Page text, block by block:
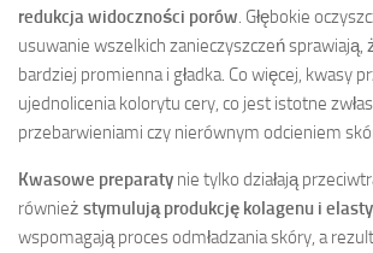
redukcja widoczności porów. Głębokie
usuwanie wszelkich zanieczyszczeń sprawiają,
bardziej promienna i gładka. Co więcej, kwasy
ujednolicenia kolorytu cery, co jest istotne
przebarwieniami czy nierównym odcieniem
Kwasowe preparaty nie tylko działają
również stymulują produkcję kolagenu i
wspomagają proces odmładzania skóry, a